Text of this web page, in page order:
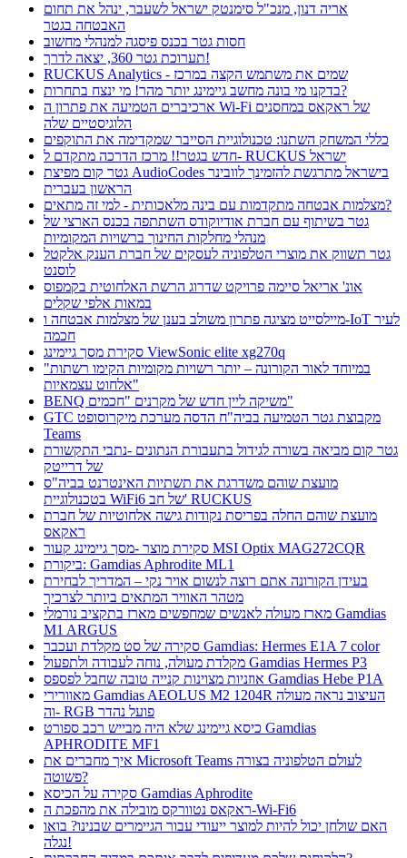
אריה דנון, מנכ"ל סימנטק ישראל לשעבר, ינהל את תחום
האבטחה בגטר
חסות גטר בכנס פיסגה למנהלי מחשוב
תערוכת גטר 360, יצאה לדרך!
RUCKUS Analytics - שמים את משתמש הקצה במרכז
בדקנו מי בונה מחשב גיימינג יותר מהר! מי ינצח בתחרות?
ארכיברים הטמיעה את פתרון ה Wi-Fi של ראקאס במחסנים
הלוגיסטיים שלה
כללי המשחק השתנו: טכנולוגיית הסייבר שמקדימה את התוקפים
חדש בגטר!! מרכז הדרכה מתקדם ל- RUCKUS ישראל
גטר קום מפיצת AudioCodes בישראל מתרגשת להזמינך לוובינר
הראשון בעברית
מצלמות אבטחה מתקדמות עם בינה מלאכותית - למי זה מתאים?
גטר בשיתוף עם חברת אודיוקודס השתתפה בכנס הארצי של
מנהלי מחלקות החינוך ברשויות המקומיות
גטר תשווק את מוצרי הטלפוניה לעסקים של חברת הענק אלקטל
לוסנט
אונ' אריאל סיימה פרויקט שדרוג הרשת האלחוטית בקמפוס
במאות אלפי שקלים
מיילסייט מציגה פתרון משולב בענן של מצלמות אבטחה ו-IoT לעיר
חכמה
סקירת מסך גיימינג ViewSonic elite xg270q
"במיוחד לאור הקורונה – יותר רשויות מקומיות הקימו רשתות
אלחוט עצמאיות"
BENQ משיקה ליין חדש של מקרנים "חכמים"
GTC מקבוצת גטר הטמיעה בביה"ח הדסה מערכת מיקרוסופט
Teams
גטר קום מביאה בשורה לגידול בתעבורת הנתונים -נתבי התקשורת
של דרייטק
מועצת שוהם משדרגת את תשתיות האינטרנט בביה"ס
בטכנולוגיית WiFi6 של חב' RUCKUS
מועצת שוהם החלה בפריסת נקודות גישה אלחוטיות של חברת
ראקאס
סקירת מוצר -מסך גיימינג קעור MSI Optix MAG272CQR
ביקורת: Gamdias Aphrodite ML1
בעידן הקורונה אתם רוצה לנשום אויר נקי – המדריך לבחירת
מטהר האוויר המתאים ביותר לצרכיך
מארז מעולה לאנשים שמחפשים מארז בתקציב נורמלי Gamdias
M1 ARGUS
סקירה של סט מקלדת ועכבר Gamdias: Hermes E1A 7 color
מקלדת מעולה, נוחה לעבודה ולתפעול Gamdias Hermes P3
אוזניות מצוינות קנייה טובה שחבל לפספס Gamdias Hebe P1A
מאוורירי Gamdias AEOLUS M2 1204R העיצוב נראה מעולה
וה- RGB פועל נהדר
כיסא גיימינג שלא היה מבייש רכב ספורט Gamdias
APHRODITE MF1
איך מחברים את Microsoft Teams לעולם הטלפוניה בצורה
פשוטה?
סקירה על הכיסא Gamdias Aphrodite
ראקאס נטוורקס מובילה את מהפכת ה-Wi-Fi6
האם שולחן יכול להיות למוצר ייעודי עבור הגיימרים שבנינו? בואו
נגלה!